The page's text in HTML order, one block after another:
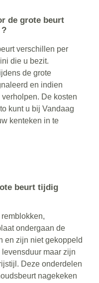
de grote beurt
verschillen per
die u bezit.
de grote
en indien
De kosten
kunt u bij Vandaag
kenteken in te
beurt tijdig
ondergaan de
en zijn niet gekoppeld
maar zijn
Deze onderdelen
nagekeken